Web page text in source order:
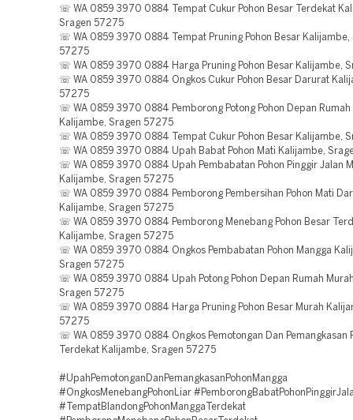
☏ WA 0859 3970 0884 Tempat Cukur Pohon Besar Terdekat
Sragen 57275
☏ WA 0859 3970 0884 Tempat Pruning Pohon Besar Kalijambe,
57275
☏ WA 0859 3970 0884 Harga Pruning Pohon Besar Kalijambe,
☏ WA 0859 3970 0884 Ongkos Cukur Pohon Besar Darurat
57275
☏ WA 0859 3970 0884 Pemborong Potong Pohon Depan Rumah
Kalijambe, Sragen 57275
☏ WA 0859 3970 0884 Tempat Cukur Pohon Besar Kalijambe,
☏ WA 0859 3970 0884 Upah Babat Pohon Mati Kalijambe,
☏ WA 0859 3970 0884 Upah Pembabatan Pohon Pinggir Jalan
Kalijambe, Sragen 57275
☏ WA 0859 3970 0884 Pemborong Pembersihan Pohon Mati
Kalijambe, Sragen 57275
☏ WA 0859 3970 0884 Pemborong Menebang Pohon Besar
Kalijambe, Sragen 57275
☏ WA 0859 3970 0884 Ongkos Pembabatan Pohon Mangga
Sragen 57275
☏ WA 0859 3970 0884 Upah Potong Pohon Depan Rumah
Sragen 57275
☏ WA 0859 3970 0884 Harga Pruning Pohon Besar Murah
57275
☏ WA 0859 3970 0884 Ongkos Pemotongan Dan Pemangkasan
Terdekat Kalijambe, Sragen 57275
#UpahPemotonganDanPemangkasanPohonMangga
#OngkosMenebangPohonLiar
#TempatBlandongPohonManggaTerdekat